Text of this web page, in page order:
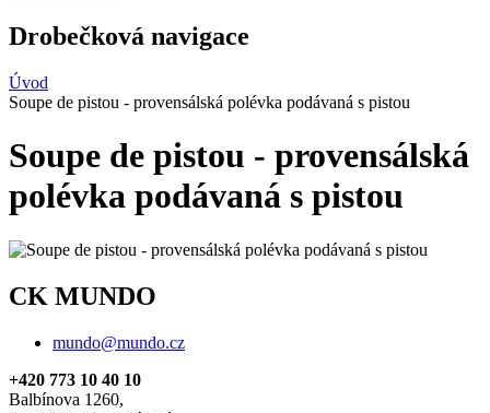
Drobečková navigace
Úvod
Soupe de pistou - provensálská polévka podávaná s pistou
Soupe de pistou - provensálská
polévka podávaná s pistou
CK MUNDO
mundo@mundo.cz
+420 773 10 40 10
Balbínova 1260,